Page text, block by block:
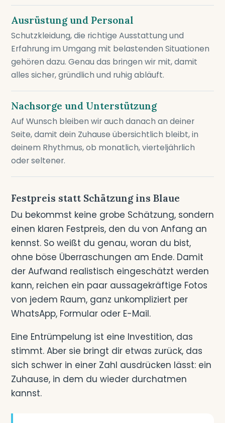
Ausrüstung und Personal
Schutzkleidung, die richtige Ausstattung und
Erfahrung im Umgang mit belastenden Situationen
gehören dazu. Genau das bringen wir mit, damit
alles sicher, gründlich und ruhig abläuft.
Nachsorge und Unterstützung
Auf Wunsch bleiben wir auch danach an deiner
Seite, damit dein Zuhause übersichtlich bleibt, in
deinem Rhythmus, ob monatlich, vierteljährlich
oder seltener.
Festpreis statt Schätzung ins Blaue
Du bekommst keine grobe Schätzung, sondern
einen klaren Festpreis, den du von Anfang an
kennst. So weißt du genau, woran du bist,
ohne böse Überraschungen am Ende. Damit
der Aufwand realistisch eingeschätzt werden
kann, reichen ein paar aussagekräftige Fotos
von jedem Raum, ganz unkompliziert per
WhatsApp, Formular oder E-Mail.
Eine Entrümpelung ist eine Investition, das
stimmt. Aber sie bringt dir etwas zurück, das
sich schwer in einer Zahl ausdrücken lässt: ein
Zuhause, in dem du wieder durchatmen
kannst.